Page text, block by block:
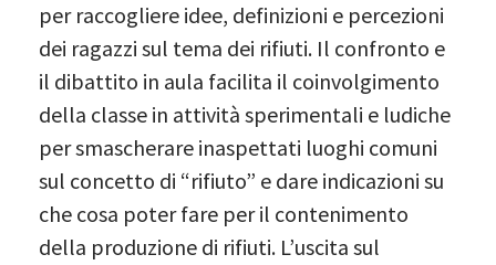
per raccogliere idee, definizioni e percezioni
dei ragazzi sul tema dei rifiuti. Il confronto e
il dibattito in aula facilita il coinvolgimento
della classe in attività sperimentali e ludiche
per smascherare inaspettati luoghi comuni
sul concetto di “rifiuto” e dare indicazioni su
che cosa poter fare per il contenimento
della produzione di rifiuti. L’uscita sul